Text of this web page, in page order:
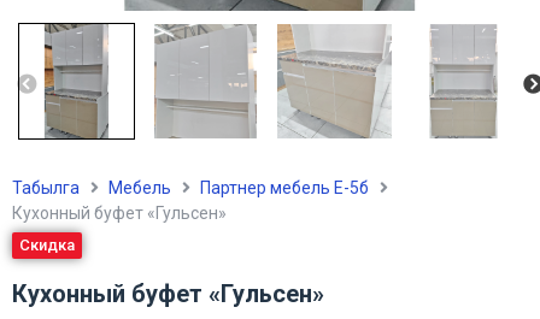
Табылга Мебель
Партнер мебель Е-5б
Кухонный буфет «Гульсен»
Скидка
Кухонный буфет «Гульсен»